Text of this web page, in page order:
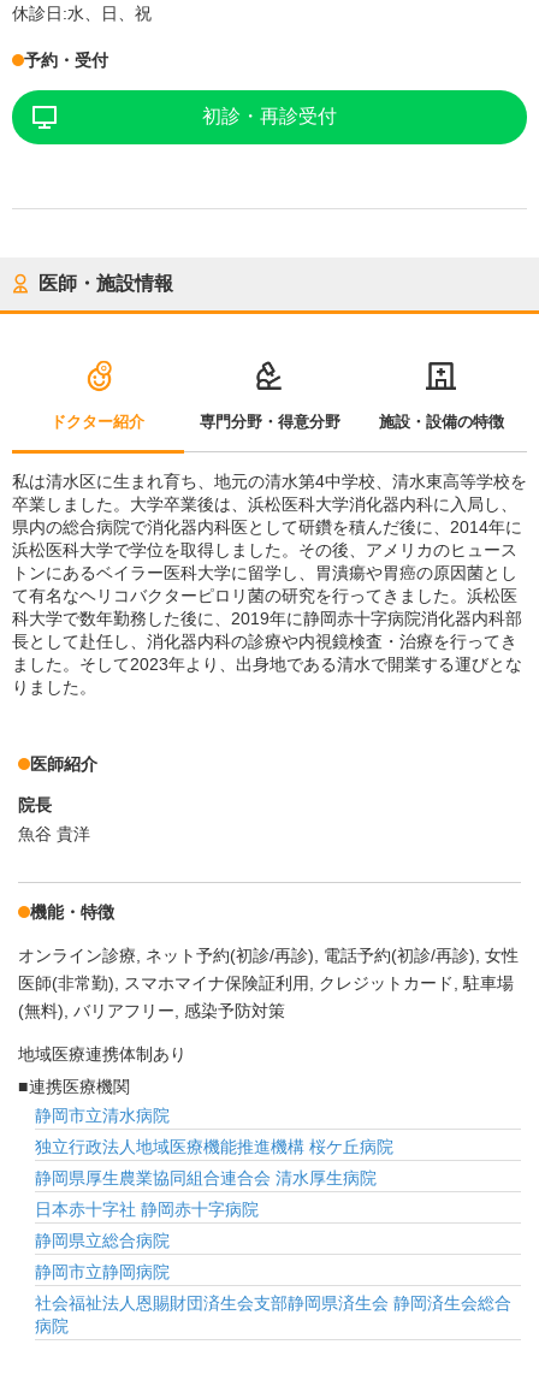
休診日:水、日、祝
予約・受付
初診・再診受付
医師・施設情報
ドクター紹介 専門分野・得意分野 施設・設備の特徴
私は清水区に生まれ育ち、地元の清水第4中学校、清水東高等学校を
卒業しました。大学卒業後は、浜松医科大学消化器内科に入局し、
県内の総合病院で消化器内科医として研鑽を積んだ後に、2014年に
浜松医科大学で学位を取得しました。その後、アメリカのヒュース
トンにあるベイラー医科大学に留学し、胃潰瘍や胃癌の原因菌とし
て有名なヘリコバクターピロリ菌の研究を行ってきました。浜松医
科大学で数年勤務した後に、2019年に静岡赤十字病院消化器内科部
長として赴任し、消化器内科の診療や内視鏡検査・治療を行ってき
ました。そして2023年より、出身地である清水で開業する運びとな
りました。
医師紹介
院長
魚谷 貴洋
機能・特徴
オンライン診療 ネット予約(初診/再診) 電話予約(初診/再診) 女性
医師(非常勤)
スマホマイナ保険証利用 クレジットカード
駐車場
(無料) バリアフリー 感染予防対策
地域医療連携体制あり
連携医療機関
静岡市立清水病院
独立行政法人地域医療機能推進機構 桜ケ丘病院
静岡県厚生農業協同組合連合会 清水厚生病院
日本赤十字社 静岡赤十字病院
静岡県立総合病院
静岡市立静岡病院
社会福祉法人恩賜財団済生会支部静岡県済生会 静岡済生会総合
病院